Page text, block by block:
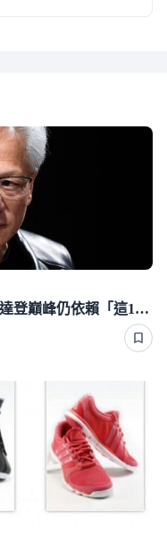
黃仁勳堅持33年的經營心法曝光 輝達登巔峰仍依賴「這1招」